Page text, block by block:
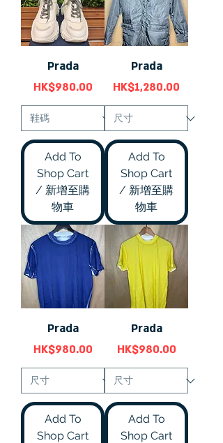
Prada
價格
HK$980.00
Add To
Shop Cart
/ 新增至購
物車
Prada
價格
HK$1,280.00
Add To
Shop Cart
/ 新增至購
物車
Prada
價格
HK$980.00
Add To
Shop Cart
Prada
價格
HK$980.00
Add To
Shop Cart